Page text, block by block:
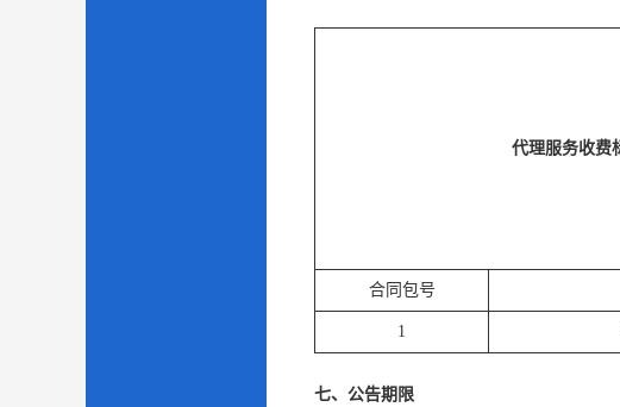
代理服务收费
合同包号
1
七、公告期限